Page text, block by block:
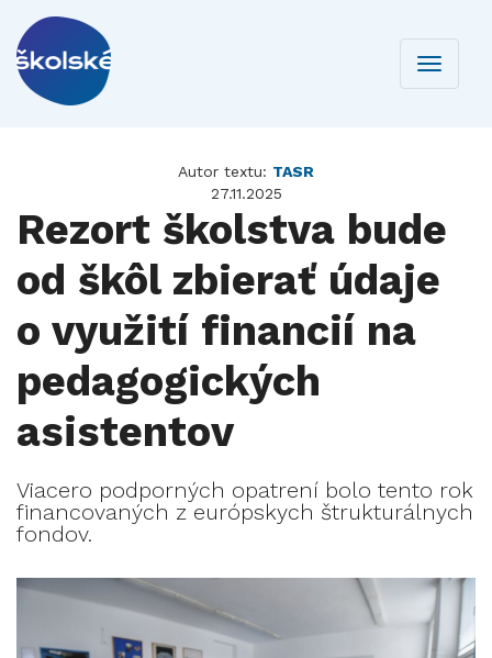
Toggle
Autor textu: TASR
27.11.2025
Rezort školstva bude
od škôl zbierať údaje
o využití financií na
pedagogických
asistentov
Viacero podporných opatrení bolo tento rok
financovaných z európskych štrukturálnych
fondov.